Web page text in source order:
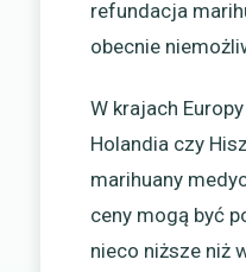
refundacja
obecnie
W krajach
Holandia czy
marihuany
ceny mogą być
nieco niższe niż